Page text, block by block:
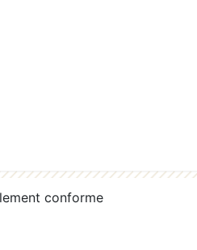
conforme